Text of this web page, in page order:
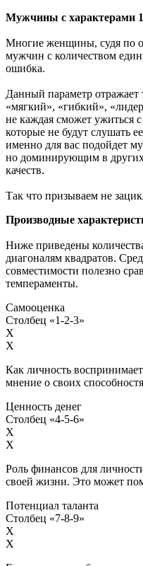
Мужчины с характерами
Многие женщины, судя по
мужчин с количеством
ошибка.
Данный параметр отражает
«мягкий», «гибкий»,
не каждая сможет ужиться
которые не будут слушать
именно для вас подойдет
но доминирующим в других
качеств.
Так что призываем не
Производные
Ниже приведены
диагоналям квадратов.
совместимости полезно
темпераменты.
Самооценка
Столбец «1-2-3»
X
X
Как личность
мнение о своих
Ценность денег
Столбец «4-5-6»
X
X
Роль финансов для
своей жизни. Это может
Потенциал таланта
Столбец «7-8-9»
X
X